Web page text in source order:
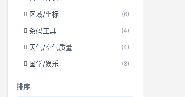
区域/坐标 (6)
条码工具 (4)
天气/空气质量 (4)
国学/娱乐 (8)
排序